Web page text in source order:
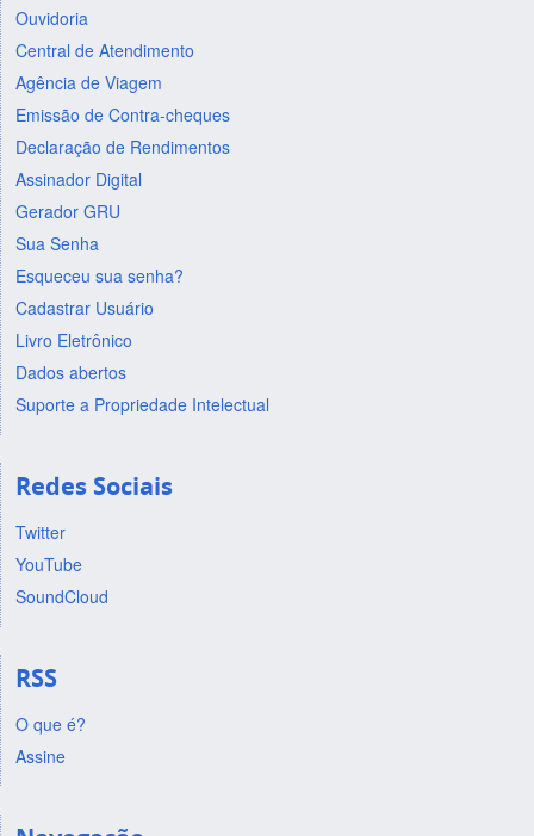
Ouvidoria
Central de Atendimento
Agência de Viagem
Emissão de Contra-cheques
Declaração de Rendimentos
Assinador Digital
Gerador GRU
Sua Senha
Esqueceu sua senha?
Cadastrar Usuário
Livro Eletrônico
Dados abertos
Suporte a Propriedade Intelectual
Redes Sociais
Twitter
YouTube
SoundCloud
RSS
O que é?
Assine